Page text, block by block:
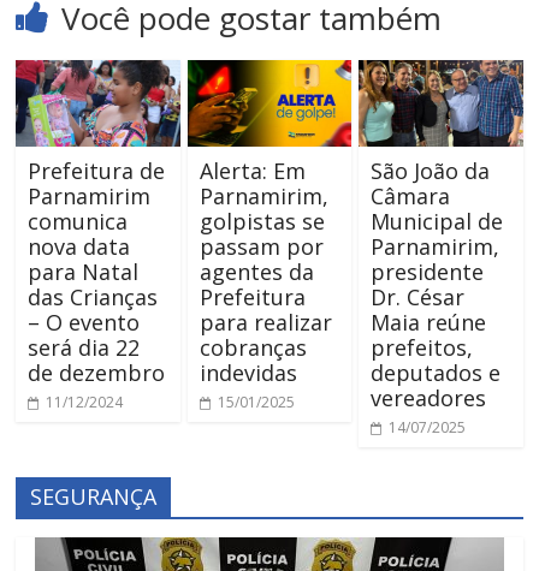
Você pode gostar também
Prefeitura de
Parnamirim
comunica
nova data
para Natal
das Crianças
– O evento
será dia 22
de dezembro
11/12/2024
Alerta: Em
Parnamirim,
golpistas se
passam por
agentes da
Prefeitura
para realizar
cobranças
indevidas
15/01/2025
São João da
Câmara
Municipal de
Parnamirim,
presidente
Dr. César
Maia reúne
prefeitos,
deputados e
vereadores
14/07/2025
SEGURANÇA